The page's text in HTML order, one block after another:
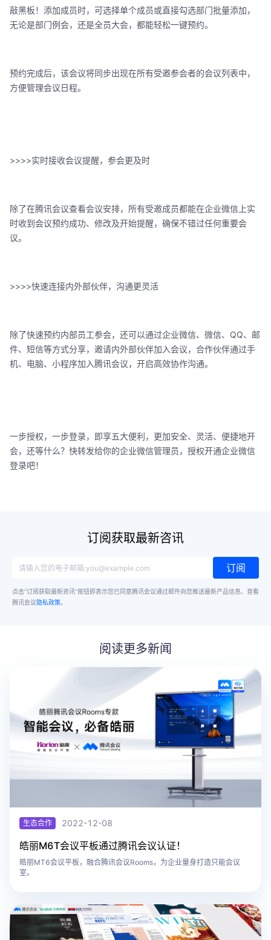
敲黑板！添加成员时，可选择单个成员或直接勾选部门批量添加，
无论是部门例会，还是全员大会，都能轻松一键预约。
预约完成后，该会议将同步出现在所有受邀参会者的会议列表中，
方便管理会议日程。
>>>>实时接收会议提醒，参会更及时
除了在腾讯会议查看会议安排，所有受邀成员都能在企业微信上实
时收到会议预约成功、修改及开始提醒，确保不错过任何重要会
议。
>>>>快速连接内外部伙伴，沟通更灵活
除了快速预约内部员工参会，还可以通过企业微信、微信、QQ、邮
件、短信等方式分享，邀请内外部伙伴加入会议，合作伙伴通过手
机、电脑、小程序加入腾讯会议，开启高效协作沟通。
一步授权，一步登录，即享五大便利，更加安全、灵活、便捷地开
会，还等什么？快转发给你的企业微信管理员，授权开通企业微信
登录吧！
订阅获取最新咨讯
订阅
点击“订阅获取最新资讯”按钮即表示您已同意腾讯会议通过邮件向您推送最新产品信息。 查看
腾讯会议隐私政策。
阅读更多新闻
生态合作 2022-12-08
​皓丽M6T会议平板通过腾讯会议认证！
皓丽MT6会议平板，融合腾讯会议Rooms，为企业量身打造只能会议
室。